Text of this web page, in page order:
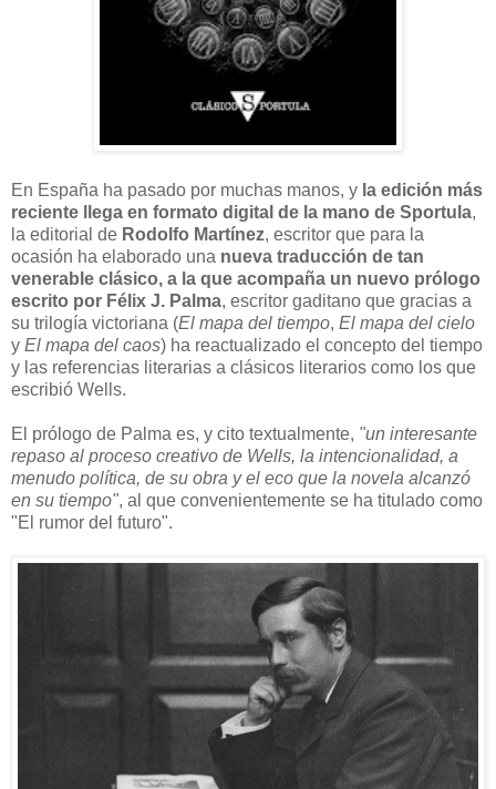
En España ha pasado por muchas manos, y la edición más
reciente llega en formato digital de la mano de Sportula,
la editorial de Rodolfo Martínez, escritor que para la
ocasión ha elaborado una nueva traducción de tan
venerable clásico, a la que acompaña un nuevo prólogo
escrito por Félix J. Palma, escritor gaditano que gracias a
su trilogía victoriana (El mapa del tiempo, El mapa del cielo
y El mapa del caos) ha reactualizado el concepto del tiempo
y las referencias literarias a clásicos literarios como los que
escribió Wells.
El prólogo de Palma es, y cito textualmente, "un interesante
repaso al proceso creativo de Wells, la intencionalidad, a
menudo política, de su obra y el eco que la novela alcanzó
en su tiempo", al que convenientemente se ha titulado como
"El rumor del futuro".